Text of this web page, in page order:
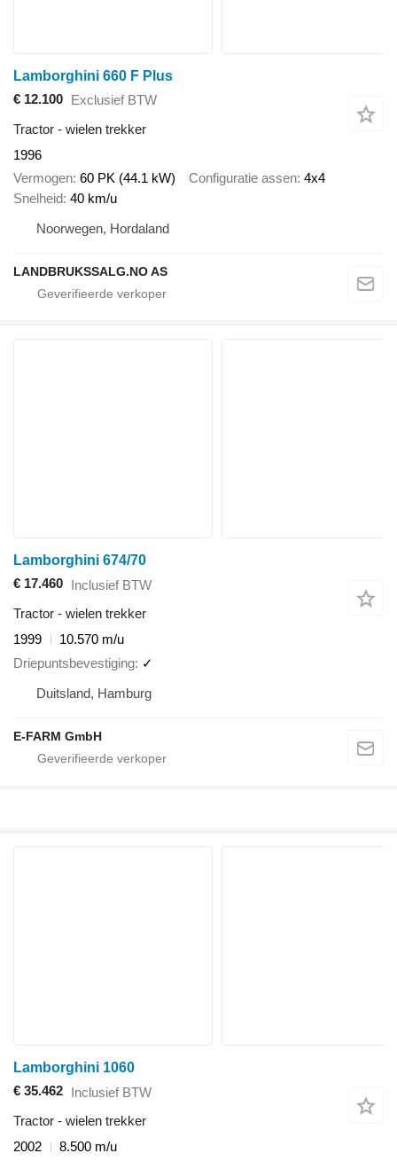
Lamborghini 660 F Plus
€ 12.100 Exclusief BTW
Tractor - wielen trekker
1996
Vermogen 60 PK (44.1 kW) Configuratie assen 4x4
Snelheid 40 km/u
Noorwegen, Hordaland
LANDBRUKSSALG.NO AS
Lamborghini 674/70
€ 17.460 Inclusief BTW
Tractor - wielen trekker
1999
10.570 m/u
Driepuntsbevestiging ✓
Duitsland, Hamburg
E-FARM GmbH
Lamborghini 1060
€ 35.462 Inclusief BTW
Tractor - wielen trekker
2002
8.500 m/u